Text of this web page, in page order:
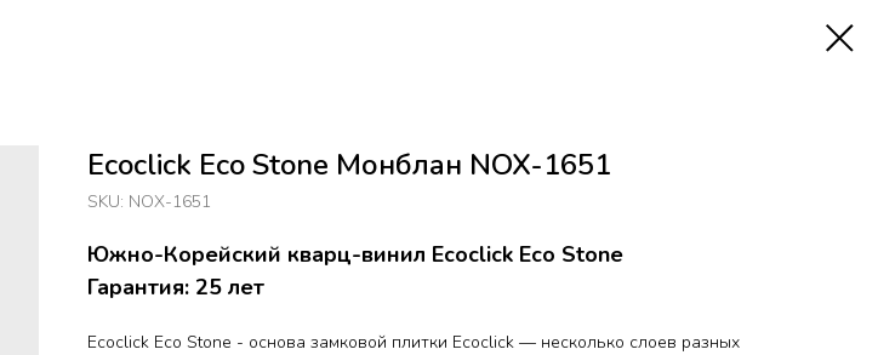
Ecoclick Eco Stone Монблан NOX-1651
SKU: NOX-1651
Южно-Корейский кварц-винил Ecoclick Eco Stone
Гарантия: 25 лет
Ecoclick Eco Stone - основа замковой плитки Ecoclick — несколько слоев разных